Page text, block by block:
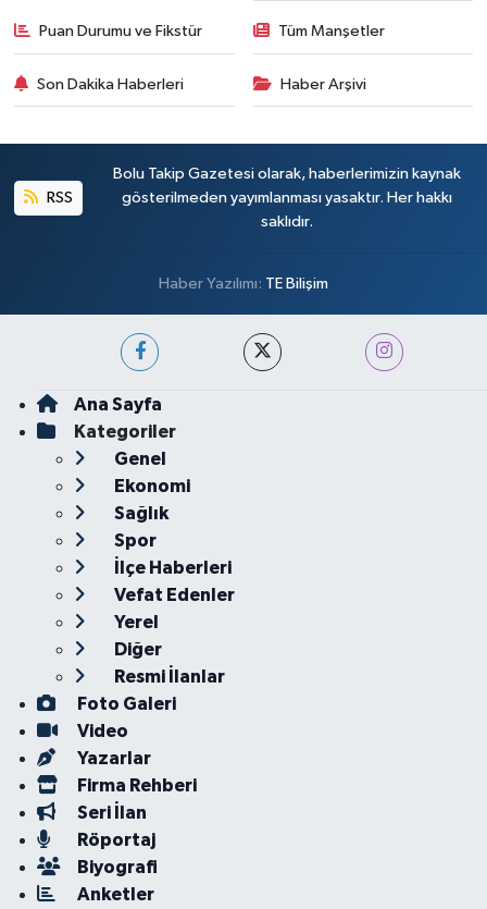
Puan Durumu ve Fikstür Tüm Manşetler
Son Dakika Haberleri Haber Arşivi
RSS
Bolu Takip Gazetesi olarak, haberlerimizin kaynak
gösterilmeden yayımlanması yasaktır. Her hakkı
saklıdır.
Haber Yazılımı: TE Bilişim
Ana Sayfa
Kategoriler
Genel
Ekonomi
Sağlık
Spor
İlçe Haberleri
Vefat Edenler
Yerel
Diğer
Resmi İlanlar
Foto Galeri
Video
Yazarlar
Firma Rehberi
Seri İlan
Röportaj
Biyografi
Anketler